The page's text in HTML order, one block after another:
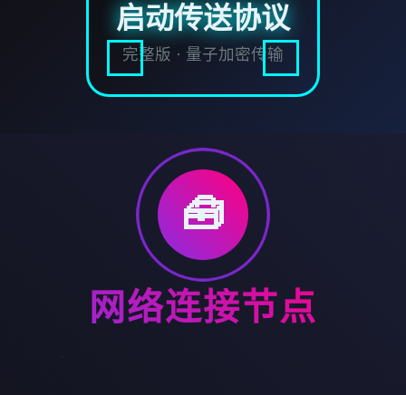
启动传送协议
完整版 · 量子加密传输
🧰
网络连接节点